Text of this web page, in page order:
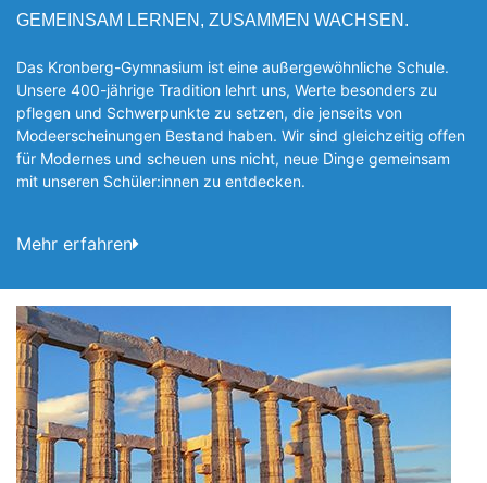
GEMEINSAM LERNEN, ZUSAMMEN WACHSEN.
Das Kronberg-Gymnasium ist eine außergewöhnliche Schule.
Unsere 400-jährige Tradition lehrt uns, Werte besonders zu
pflegen und Schwerpunkte zu setzen, die jen­seits von
Modeerscheinungen Be­stand haben. Wir sind gleichzeitig offen
für Modernes und scheuen uns nicht, neue Dinge gemeinsam
mit unseren Schüler:innen zu entde­cken.
Mehr erfahren